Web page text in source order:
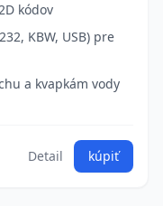
kódov
KBW, USB) pre
a kvapkám vody
Detail kúpiť